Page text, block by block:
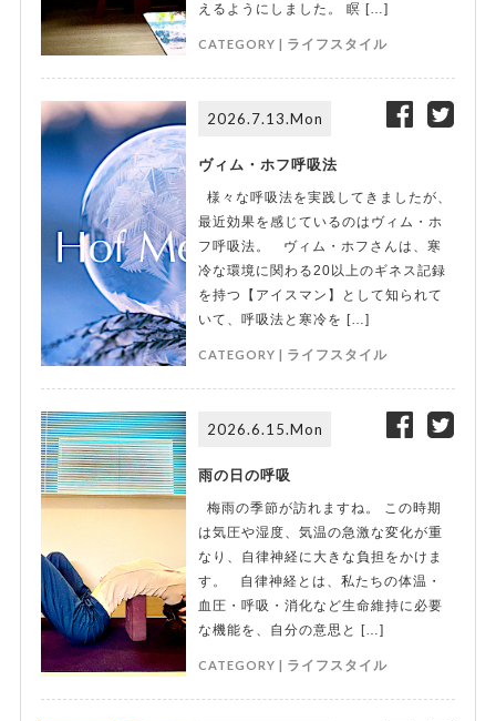
えるようにしました。 瞑 […]
CATEGORY | ライフスタイル
2026.7.13.Mon
ヴィム・ホフ呼吸法
様々な呼吸法を実践してきましたが、
最近効果を感じているのはヴィム・ホ
フ呼吸法。 ヴィム・ホフさんは、寒
冷な環境に関わる20以上のギネス記録
を持つ【アイスマン】として知られて
いて、呼吸法と寒冷を […]
CATEGORY | ライフスタイル
2026.6.15.Mon
雨の日の呼吸
梅雨の季節が訪れますね。 この時期
は気圧や湿度、気温の急激な変化が重
なり、自律神経に大きな負担をかけま
す。 自律神経とは、私たちの体温・
血圧・呼吸・消化など生命維持に必要
な機能を、自分の意思と […]
CATEGORY | ライフスタイル